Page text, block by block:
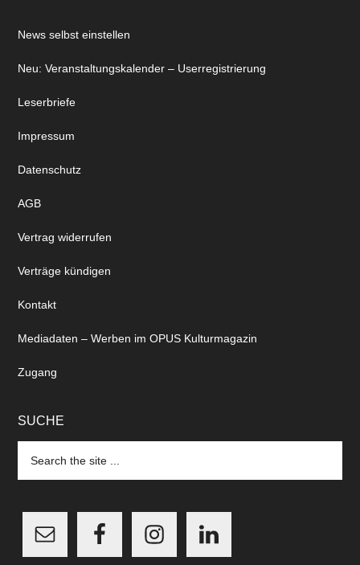
News selbst einstellen
Neu: Veranstaltungskalender – Userregistrierung
Leserbriefe
Impressum
Datenschutz
AGB
Vertrag widerrufen
Verträge kündigen
Kontakt
Mediadaten – Werben im OPUS Kulturmagazin
Zugang
SUCHE
the